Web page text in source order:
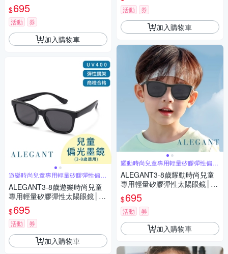
V400偏光墨鏡│台灣品牌│6色
$695
活動 券
加入購物車
遊樂時尚兒童專用輕量矽膠彈性偏光
太陽眼鏡
ALEGANT3-8歲遊樂時尚兒童
專用輕量矽膠彈性太陽眼鏡│U
V400偏光墨鏡│台灣品牌│6色
$695
活動 券
加入購物車
活動 券
加入購物車
耀動時尚兒童專用輕量矽膠彈性偏光
太陽眼鏡
ALEGANT3-8歲耀動時尚兒童
專用輕量矽膠彈性太陽眼鏡│U
V400耀動時尚偏光墨鏡│台灣
品牌│6色
$695
活動 券
加入購物車